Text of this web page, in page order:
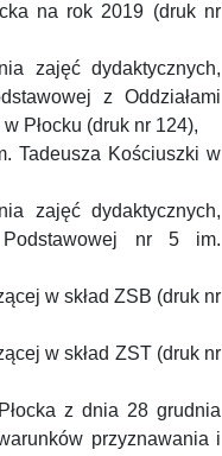
na rok 2019 (druk nr
zajęć dydaktycznych,
z Oddziałami
Płocku (druk nr 124),
Tadeusza Kościuszki w
zajęć dydaktycznych,
nr 5 im.
w skład ZSB (druk nr
w skład ZST (druk nr
z dnia 28 grudnia
przyznawania i